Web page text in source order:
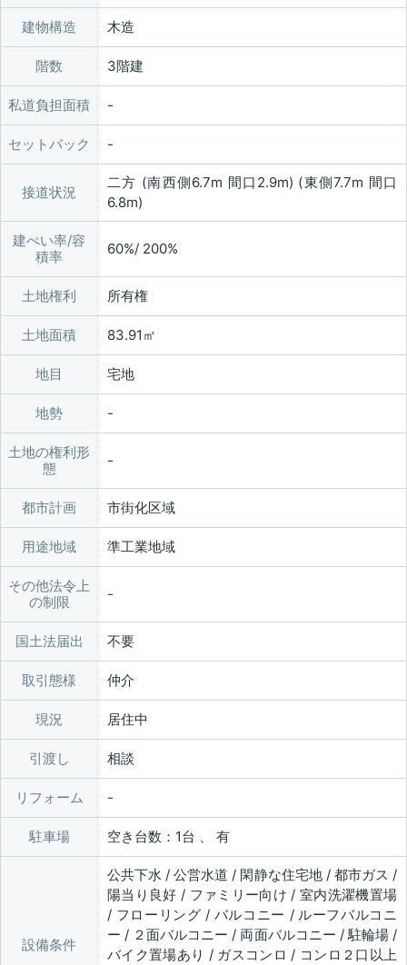
建物構造 木造
階数 3階建
私道負担面積
セットバック
接道状況
二方 (南西側6.7m 間口2.9m) (東側7.7m 間口
6.8m)
建ぺい率/容
積率
60%/ 200%
土地権利 所有権
土地面積 83.91㎡
地目 宅地
地勢
土地の権利形
態
都市計画 市街化区域
用途地域 準工業地域
その他法令上
の制限
国土法届出 不要
取引態様 仲介
現況 居住中
引渡し 相談
リフォーム
駐車場 空き台数：1台 、 有
設備条件
公共下水 / 公営水道 / 閑静な住宅地 / 都市ガス /
陽当り良好 / ファミリー向け / 室内洗濯機置場
/ フローリング / バルコニー / ルーフバルコニ
ー / ２面バルコニー / 両面バルコニー / 駐輪場 /
バイク置場あり / ガスコンロ / コンロ２口以上